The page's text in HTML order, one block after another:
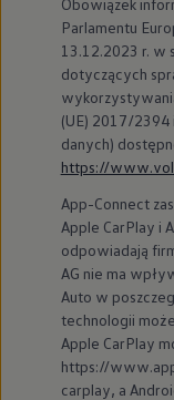
Parlamentu
13.12.2023 r. w
dotyczących
(UE) 2017/
danych)
https://
App-Connect
Apple CarPlay i
odpowiadają
AG nie ma
Auto w
technologii
Apple CarPlay
https://
carplay, a